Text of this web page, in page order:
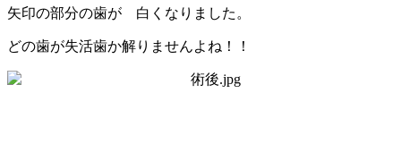
矢印の部分の歯が 白くなりました。
どの歯が失活歯か解りませんよね！！